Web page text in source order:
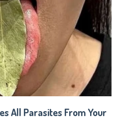
All Parasites From Your